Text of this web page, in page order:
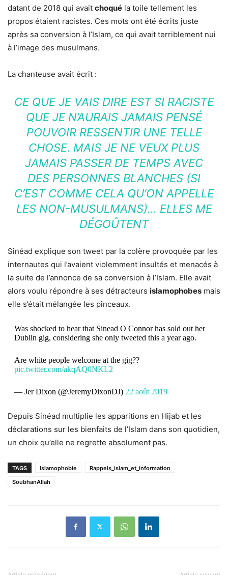
datant de 2018 qui avait choqué la toile tellement les
propos étaient racistes. Ces mots ont été écrits juste
après sa conversion à l’Islam, ce qui avait terriblement nui
à l’image des musulmans.
La chanteuse avait écrit :
CE QUE JE VAIS DIRE EST SI RACISTE
QUE JE N’AURAIS JAMAIS PENSÉ
POUVOIR RESSENTIR UNE TELLE
CHOSE. MAIS JE NE VEUX PLUS
JAMAIS PASSER DE TEMPS AVEC
DES PERSONNES BLANCHES (SI
C’EST COMME CELA QU’ON APPELLE
LES NON-MUSULMANS)… ELLES ME
DÉGOÛTENT
Sinéad explique son tweet par la colère provoquée par les
internautes qui l’avaient violemment insultés et menacés à
la suite de l’annonce de sa conversion à l’Islam. Elle avait
alors voulu répondre à ses détracteurs islamophobes mais
elle s’était mélangée les pinceaux.
Was shocked to hear that Sinead O Connor has sold out her
Dublin gig, considering she only tweeted this a year ago.
Are white people welcome at the gig??
pic.twitter.com/akqAQ0NKL2
— Jer Dixon (@JeremyDixonDJ) 22 août 2019
Depuis Sinéad multiplie les apparitions en Hijab et les
déclarations sur les bienfaits de l’Islam dans son quotidien,
un choix qu’elle ne regrette absolument pas.
TAGS Islamophobie
Rappels_islam_et_information
SoubhanAllah